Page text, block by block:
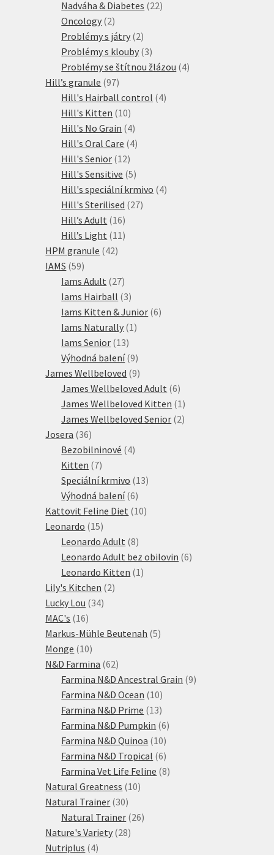
produktů
Nadváha & Diabetes 2222
Oncology 22
produkty
Problémy s játry 22
produkty
Problémy s klouby 33
produkty
Problémy se štítnou žlázou 44
Hill’s granule 9797
produktů
Hill's Hairball control 44
Hill's Kitten 1010
produktů
Hill's No Grain 44
produkty
Hill's Oral Care 44
Hill's Senior 1212
produktů
Hill's Sensitive 55
produktů
Hill's speciální krmivo 44
Hill's Sterilised 2727
Hill’s Adult 1616
produktů
Hill’s Light 11 11
HPM granule 4242
IAMS 5959
produktů
Iams Adult 2727
produktů
Iams Hairball 33
produkty
Iams Kitten & Junior 66
Iams Naturally 1 1
Iams Senior 1313
produktů
Výhodná balení 99
produktů
James Wellbeloved 99
produktů
James Wellbeloved Adult 66
produktů
James Wellbeloved Kitten 1 1
produkt
James Wellbeloved Senior 22
Josera 3636
produktů
Bezobilninové 44
Kitten 77
produktů
Speciální krmivo 1313
Výhodná balení 66
produktů
Kattovit Feline Diet 1010
Leonardo 1515
produktů
Leonardo Adult 88
produktů
Leonardo Adult bez obilovin 66
Leonardo Kitten 1 1
Lily's Kitchen 22
Lucky Lou 3434
MAC's 1616
produktů
Markus-Mühle Beutenah 55
Monge 1010
produktů
N&D Farmina 6262
produktů
Farmina N&D Ancestral Grain 99
Farmina N&D Ocean 1010
produktů
Farmina N&D Prime 1313
produktů
Farmina N&D Pumpkin 66
Farmina N&D Quinoa 1010
produktů
Farmina N&D Tropical 66
produktů
Farmina Vet Life Feline 88
Natural Greatness 1010
Natural Trainer 3030
produktů
Natural Trainer 2626
Nature's Variety 2828
Nutriplus 44